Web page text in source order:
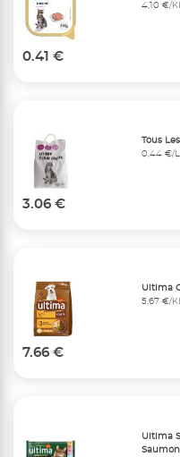
4,10 €/
0.41 €
Tous
0,44 €/
3.06 €
Ultima
5,67 €/
7.66 €
Ultima